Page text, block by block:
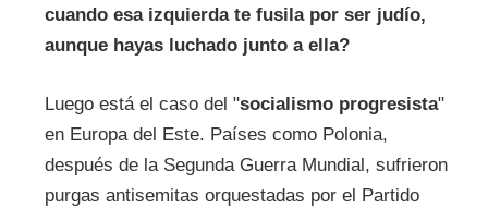
cuando esa izquierda te fusila por ser judío,
aunque hayas luchado junto a ella?
Luego está el caso del "socialismo progresista"
en Europa del Este. Países como Polonia,
después de la Segunda Guerra Mundial, sufrieron
purgas antisemitas orquestadas por el Partido